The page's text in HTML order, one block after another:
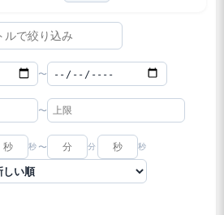
〜
〜
秒 〜 分 秒